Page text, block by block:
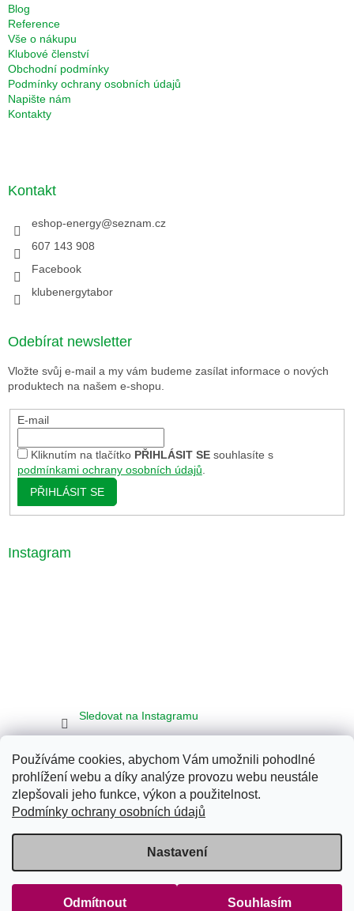
Používáme cookies, abychom Vám umožnili pohodlné
prohlížení webu a díky analýze provozu webu neustále
zlepšovali jeho funkce, výkon a použitelnost.
Podmínky ochrany osobních údajů
Nastavení
Odmítnout Souhlasím
Blog
Reference
Vše o nákupu
Klubové členství
Obchodní podmínky
Podmínky ochrany osobních údajů
Napište nám
Kontakty
Kontakt
eshop-energy@seznam.cz
607 143 908
Facebook
klubenergytabor
Odebírat newsletter
Vložte svůj e-mail a my vám budeme zasílat informace o nových
produktech na našem e-shopu.
E-mail
Kliknutím na tlačítko PŘIHLÁSIT SEsouhlasíte s
podmínkami ochrany osobních údajů.
PŘIHLÁSIT SE
Instagram
Sledovat na Instagramu
Seznam Google Bing
Copyright 2026Klub Energy Tábor. Všechna práva vyhrazena.
Upravit nastavení cookies